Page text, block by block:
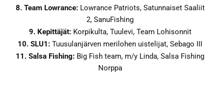
8. Team Lowrance: Lowrance Patriots, Satunnaiset Saaliit
2, SanuFishing
9. Kepittäjät:Korpikulta, Tuulevi, Team Lohisonnit
10. SLU1: Tuusulanjärven merilohen uistelijat, Sebago III
11. Salsa Fishing: Big Fish team, m/y Linda, Salsa Fishing
Norppa